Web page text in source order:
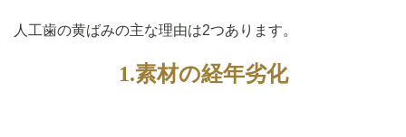
人工歯の黄ばみの主な理由は2つあります。
1.素材の経年劣化